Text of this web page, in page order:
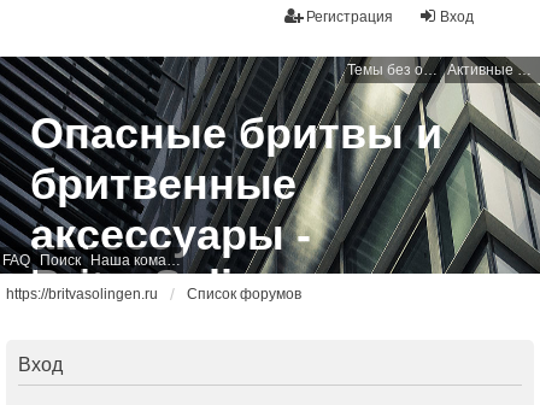
Вход
Регистрация
Темы без ответов Активные темы
FAQ Поиск Наша команда
Опасные бритвы и
бритвенные
аксессуары -
BritvaSolingen
https://britvasolingen.ru Список форумов
Вход